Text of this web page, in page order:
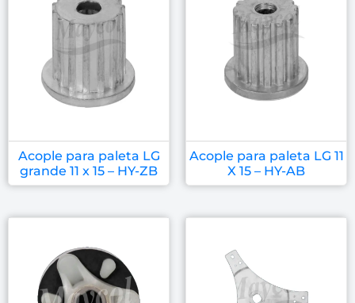
Acople para paleta LG
grande 11 x 15 – HY-ZB
Acople para paleta LG 11
X 15 – HY-AB